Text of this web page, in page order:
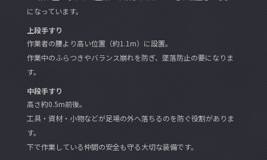
になっています。
上段手すり
作業者の腰より高い位置（約1.1m）に設置。
作業中のふらつきやバランス崩れを防ぎ、墜落防止の要になりま
す。
中段手すり
高さ約0.5m前後。
工具・資材・小物などが足場の外へ落ちるのを防ぐ役割がありま
す。
下で作業している仲間の安全も守る大切な装備です。